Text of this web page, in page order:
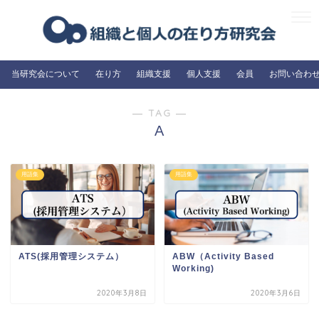
当研究会について 在り方 組織支援 個人支援 会員 お問い合わ
― TAG ―
A
用語集
ATS(採用管理システム）
2020年3月8日
用語集
ABW（Activity Based
Working)
2020年3月6日